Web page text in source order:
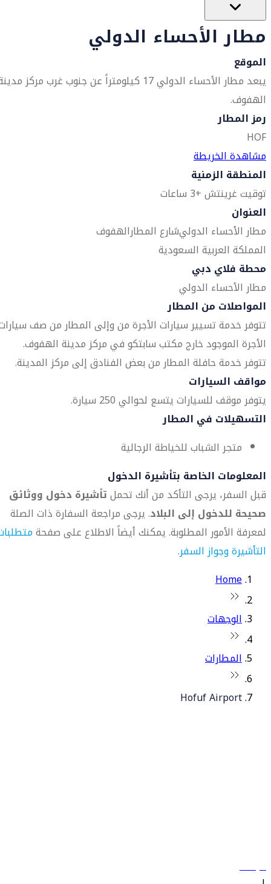
مطار الأحساء الدولي
الموقع
يبعد مطار الأحساء الدولي 17 كيلومتراً عن جنوب غرب مركز
الهفوف.
رمز المطار
HOF
مشاهدة الخريطة
المنطقة الزمنية
توقيت غرينتش +3 ساعات
العنوان
مطار الأحساء الدوليشارع المطارالهفوف
المملكة العربية السعودية
محطة فلاي دبي
مطار الأحساء الدولي
المواصلات من المطار
تتوفر خدمة تسيير سيارات الأجرة من وإلى المطار من صف
الأجرة الموجود خارج مكتب سابتكو في مركز مدينة الهفوف.
تتوفر خدمة حافلة المطار من بعض الفنادق إلى مركز المدينة.
مواقف السيارات
يتوفر موقف للسيارات يتسع لحوالي 250 سيارة.
التسهيلات في المطار
متجر الشباب للخياطة الرجالية
المعلومات الخاصة بتأشيرة الدخول
قبل السفر، يرجى التأكد من أنك تحملتأشيرة دخول ووثائق
صحيحة للدخول إلى البلاد. يرجى مراجعة السفارة ذات الصلة
لمعرفة الأمور المطلوبة. يمكنك أيضاً الاطلاع على صفحة
التأشيرة وجواز السفر.
Home
الوجهات
المطارات
Hofuf Airport
سياساتنا